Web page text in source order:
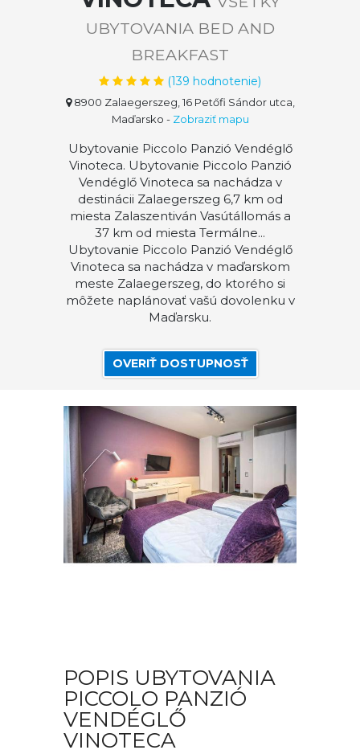
UBYTOVANIA BED AND
BREAKFAST
(139 hodnotenie)
8900 Zalaegerszeg, 16 Petőfi Sándor utca,
Maďarsko - Zobraziť mapu
Ubytovanie Piccolo Panzió Vendéglő
Vinoteca. Ubytovanie Piccolo Panzió
Vendéglő Vinoteca sa nachádza v
destinácii Zalaegerszeg 6,7 km od
miesta Zalaszentiván Vasútállomás a
37 km od miesta Termálne...
Ubytovanie Piccolo Panzió Vendéglő
Vinoteca sa nachádza v maďarskom
meste Zalaegerszeg, do ktorého si
môžete naplánovať vašú dovolenku v
Maďarsku.
OVERIŤ DOSTUPNOSŤ
POPIS UBYTOVANIA
PICCOLO PANZIÓ
VENDÉGLŐ
VINOTECA